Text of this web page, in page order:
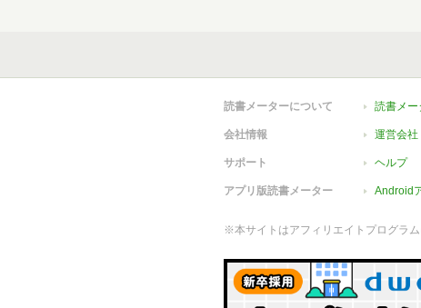
読書メーターについて 読書メー
会社情報 運営会社
サポート ヘルプ
アプリ版読書メーター Android
※本サイトはアフィリエイトプログラ